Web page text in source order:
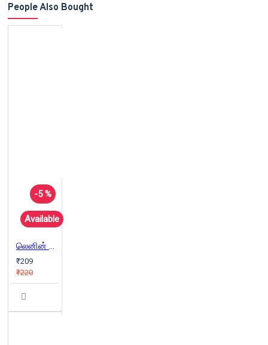
People Also Bought
-5 %
Available
லெனின் வாழ்வும் படைப்பும்
₹209
₹220